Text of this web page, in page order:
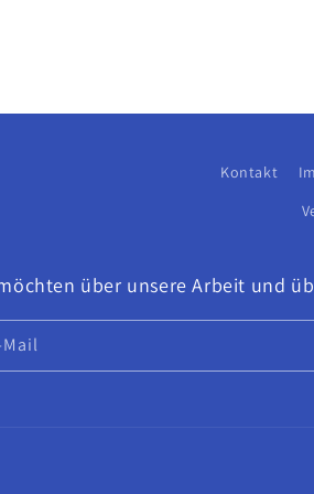
Kontakt
über unsere Arbeit und
Mail